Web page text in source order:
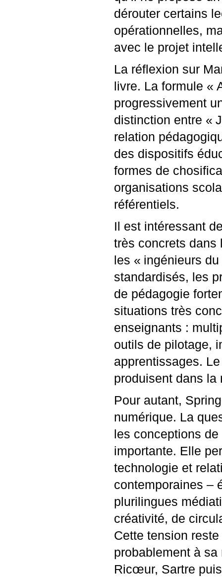
dérouter certains
opérationnelles,
avec le projet
La réflexion sur
livre. La formule «
progressivement
distinction entre «
relation
des dispositifs
formes de
organisations
référentiels.
Il est intéressant
très concrets dans
les « ingénieurs
standardisés, les
de pédagogie
situations très
enseignants :
outils de pilotage,
apprentissages.
produisent dans la
Pour autant,
numérique. La
les conceptions
importante. Elle
technologie et
contemporaines –
plurilingues
créativité, de
Cette tension
probablement à
Ricœur, Sartre